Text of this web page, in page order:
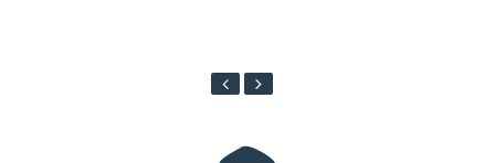
Cevap Yaz